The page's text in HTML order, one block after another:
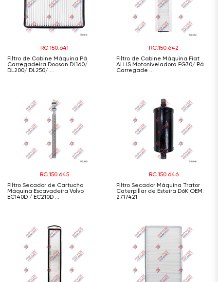
RC.150.641
Filtro de Cabine Máquina Pá
Carregadeira Doosan DL160/
DL200/ DL250/ ...
RC.150.642
Filtro de Cabine Máquina Fiat
ALLIS Motoniveladora FG70/ Pá
Carregade ...
RC.150.645
Filtro Secador de Cartucho
Máquina Escavadeira Volvo
EC140D / EC210D ...
RC.150.646
Filtro Secador Máquina Trator
Caterpillar de Esteira D6K OEM:
2717421